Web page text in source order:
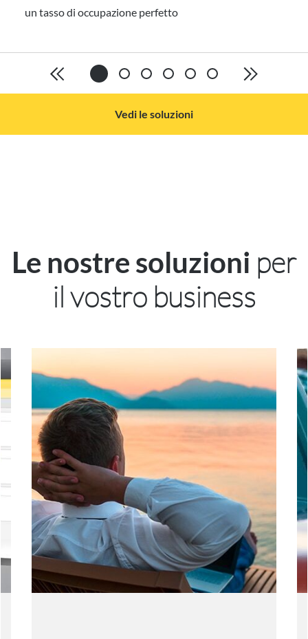
un tasso di occupazione perfetto
Vedi le soluzioni
Le nostre soluzioni per
il vostro business